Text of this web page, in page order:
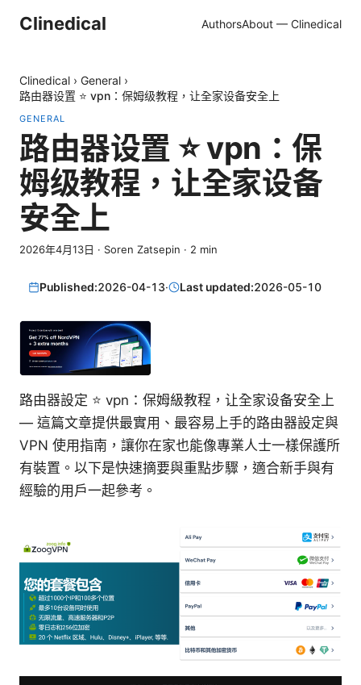
Clinedical AuthorsAbout — Clinedical
Clinedical › General ›
路由器设置 ⭐ vpn：保姆级教程，让全家设备安全上
GENERAL
路由器设置 ⭐ vpn：保
姆级教程，让全家设备
安全上
2026年4月13日 · Soren Zatsepin · 2 min
Published:2026-04-13· Last updated:2026-05-10
路由器設定 ⭐ vpn：保姆級教程，让全家设备安全上
— 這篇文章提供最實用、最容易上手的路由器設定與
VPN 使用指南，讓你在家也能像專業人士一樣保護所
有裝置。以下是快速摘要與重點步驟，適合新手與有
經驗的用戶一起參考。